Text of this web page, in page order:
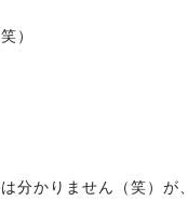
）
分かりません（笑）が、